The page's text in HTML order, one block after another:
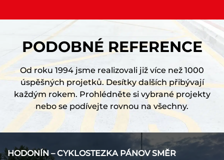
PODOBNÉ REFERENCE
Od roku 1994 jsme realizovali již více než 1000
úspěšných projetků. Desítky dalších přibývají
každým rokem. Prohlédněte si vybrané projekty
nebo se podívejte rovnou na všechny.
HODONÍN – CYKLOSTEZKA PÁNOV SMĚR